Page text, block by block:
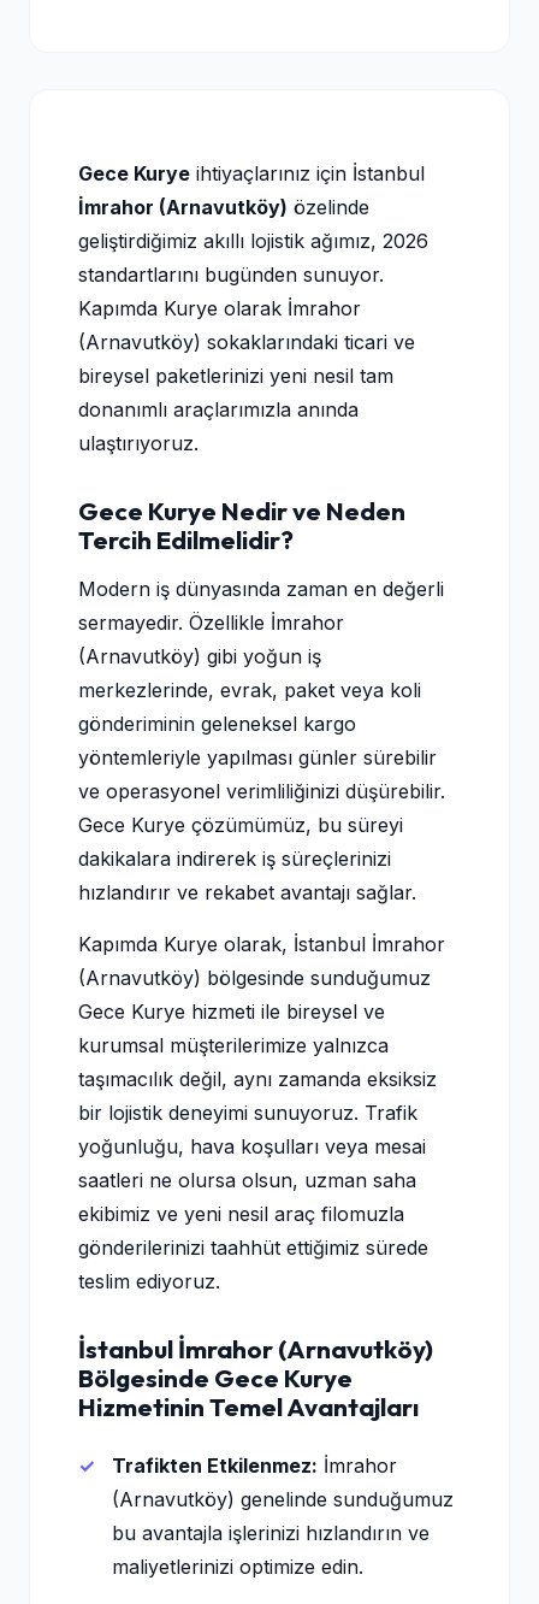
Gece Kurye ihtiyaçlarınız için İstanbul
İmrahor (Arnavutköy) özelinde
geliştirdiğimiz akıllı lojistik ağımız, 2026
standartlarını bugünden sunuyor.
Kapımda Kurye olarak İmrahor
(Arnavutköy) sokaklarındaki ticari ve
bireysel paketlerinizi yeni nesil tam
donanımlı araçlarımızla anında
ulaştırıyoruz.
Gece Kurye Nedir ve Neden
Tercih Edilmelidir?
Modern iş dünyasında zaman en değerli
sermayedir. Özellikle İmrahor
(Arnavutköy) gibi yoğun iş
merkezlerinde, evrak, paket veya koli
gönderiminin geleneksel kargo
yöntemleriyle yapılması günler sürebilir
ve operasyonel verimliliğinizi düşürebilir.
Gece Kurye çözümümüz, bu süreyi
dakikalara indirerek iş süreçlerinizi
hızlandırır ve rekabet avantajı sağlar.
Kapımda Kurye olarak, İstanbul İmrahor
(Arnavutköy) bölgesinde sunduğumuz
Gece Kurye hizmeti ile bireysel ve
kurumsal müşterilerimize yalnızca
taşımacılık değil, aynı zamanda eksiksiz
bir lojistik deneyimi sunuyoruz. Trafik
yoğunluğu, hava koşulları veya mesai
saatleri ne olursa olsun, uzman saha
ekibimiz ve yeni nesil araç filomuzla
gönderilerinizi taahhüt ettiğimiz sürede
teslim ediyoruz.
İstanbul İmrahor (Arnavutköy)
Bölgesinde Gece Kurye
Hizmetinin Temel Avantajları
Trafikten Etkilenmez: İmrahor
(Arnavutköy) genelinde sunduğumuz
bu avantajla işlerinizi hızlandırın ve
maliyetlerinizi optimize edin.